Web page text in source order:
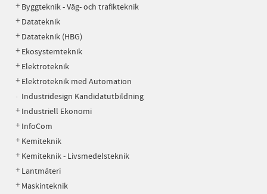
Byggteknik - Väg- och trafikteknik
Datateknik
Datateknik (HBG)
Ekosystemteknik
Elektroteknik
Elektroteknik med Automation
Industridesign Kandidatutbildning
Industriell Ekonomi
InfoCom
Kemiteknik
Kemiteknik - Livsmedelsteknik
Lantmäteri
Maskinteknik